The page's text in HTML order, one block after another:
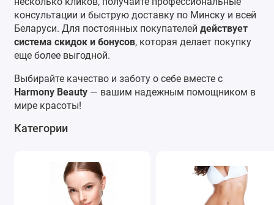
консультации и быструю доставку по Минску и всей
Беларуси. Для постоянных покупателей действует
система скидок и бонусов, которая делает покупку
еще более выгодной.
Выбирайте качество и заботу о себе вместе с
Harmony Beauty — вашим надежным помощником в
мире красоты!
Категории